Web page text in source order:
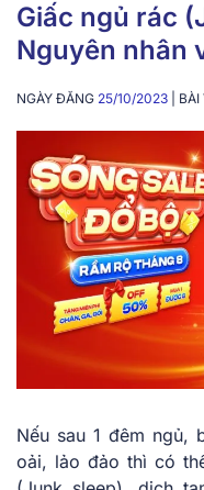
Giấc ngủ rác
Nguyên nhân
NGÀY ĐĂNG 25/10/2023 |
Nếu sau 1 đêm ngủ,
oải, lảo đảo thì có